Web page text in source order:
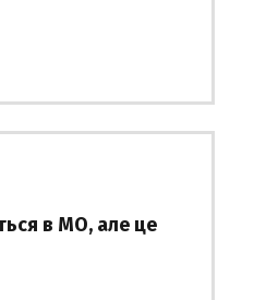
в МО, але це